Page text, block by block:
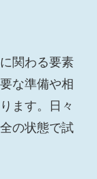
関わる要素
な準備や相
ます。日々
の状態で試